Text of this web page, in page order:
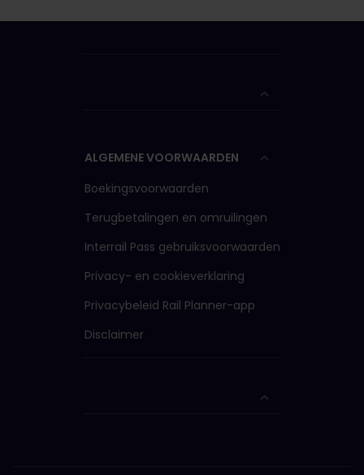
ALGEMENE VOORWAARDEN
Boekingsvoorwaarden
Terugbetalingen en omruilingen
Interrail Pass gebruiksvoorwaarden
Privacy- en cookieverklaring
Privacybeleid Rail Planner-app
Disclaimer